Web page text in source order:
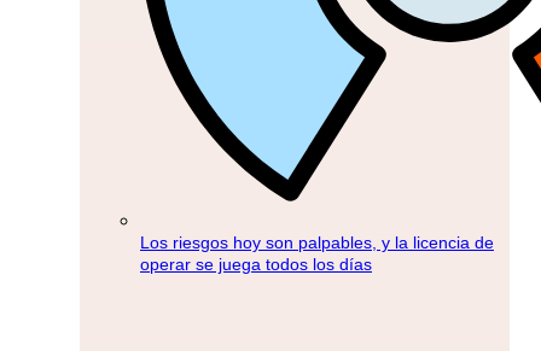
Los riesgos hoy son palpables, y la licencia de
operar se juega todos los días